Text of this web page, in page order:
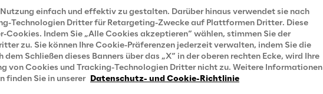
einfach und effektiv zu gestalten. Darüber hinaus verwendet sie nach
Technologien Dritter für Retargeting-Zwecke auf Plattformen Dritter. Diese
Indem Sie „Alle Cookies akzeptieren“ wählen, stimmen Sie der
zu. Sie können Ihre Cookie-Präferenzen jederzeit verwalten, indem Sie die
Schließen dieses Banners über das „X“ in der oberen rechten Ecke, wird Ihre
von Cookies und Tracking-Technologien Dritter nicht zu. Weitere Informationen
finden Sie in unserer Datenschutz- und Cookie-Richtlinie